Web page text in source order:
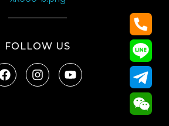
FOLLOW US